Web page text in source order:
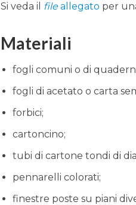
Si veda il fileallegato per
Materiali
fogli comuni o di
fogli di acetato o carta
forbici;
cartoncino;
tubi di cartone tondi di
pennarelli colorati;
finestre poste su piani